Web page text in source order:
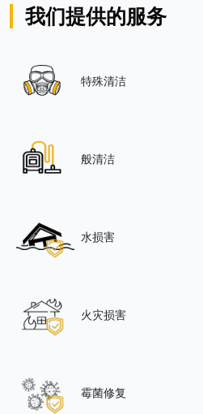
我们提供的服务
特殊清洁
般清洁
水损害
火灾损害
霉菌修复